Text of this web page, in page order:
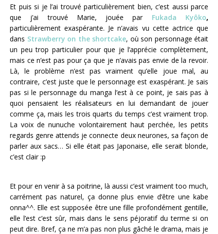
Et puis si je l’ai trouvé particulièrement bien, c’est aussi parce
que j’ai trouvé Marie, jouée par Fukada Kyôko,
particulièrement exaspérante. Je n’avais vu cette actrice que
dans Strawberry on the shortcake, où son personnage était
un peu trop particulier pour que je l’apprécie complètement,
mais ce n’est pas pour ça que je n’avais pas envie de la revoir.
Là, le problème n’est pas vraiment qu’elle joue mal, au
contraire, c’est juste que le personnage est exaspérant. Je sais
pas si le personnage du manga l’est à ce point, je sais pas à
quoi pensaient les réalisateurs en lui demandant de jouer
comme ça, mais les trois quarts du temps c’est vraiment trop.
La voix de nunuche volontairement haut perchée, les petits
regards genre attends je connecte deux neurones, sa façon de
parler aux sacs… Si elle était pas Japonaise, elle serait blonde,
c’est clair :p
Et pour en venir à sa poitrine, là aussi c’est vraiment too much,
carrément pas naturel, ça donne plus envie d’être une kabe
onna^^. Elle est supposée être une fille profondément gentille,
elle l’est c’est sûr, mais dans le sens péjoratif du terme si on
peut dire. Bref, ça ne m’a pas non plus gâché le drama, mais je